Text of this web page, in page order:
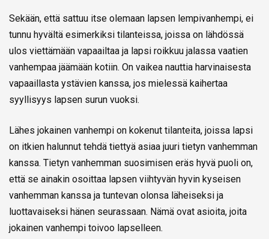
Sekään, että sattuu itse olemaan lapsen lempivanhempi, ei
tunnu hyvältä esimerkiksi tilanteissa, joissa on lähdössä
ulos viettämään vapaailtaa ja lapsi roikkuu jalassa vaatien
vanhempaa jäämään kotiin. On vaikea nauttia harvinaisesta
vapaaillasta ystävien kanssa, jos mielessä kaihertaa
syyllisyys lapsen surun vuoksi.
Lähes jokainen vanhempi on kokenut tilanteita, joissa lapsi
on itkien halunnut tehdä tiettyä asiaa juuri tietyn vanhemman
kanssa. Tietyn vanhemman suosimisen eräs hyvä puoli on,
että se ainakin osoittaa lapsen viihtyvän hyvin kyseisen
vanhemman kanssa ja tuntevan olonsa läheiseksi ja
luottavaiseksi hänen seurassaan. Nämä ovat asioita, joita
jokainen vanhempi toivoo lapselleen.